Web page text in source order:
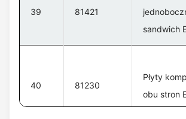
39 81421
sandwich
40 81230
Płyty
obu stron